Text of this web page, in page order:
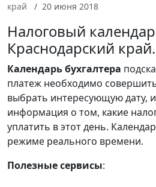
край
20 июня 2018
Налоговый
Краснодарский
Календарьбухгалтера
платеж необходимо
выбрать интересующую дату,
информация о том, какие
уплатить в этот день.
режиме реального времени.
Полезные сервисы: